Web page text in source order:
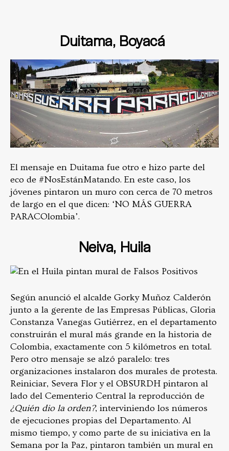
Duitama, Boyacá
El mensaje en Duitama fue otro e hizo parte del
eco de #NosEstánMatando. En este caso, los
jóvenes pintaron un muro con cerca de 70 metros
de largo en el que dicen: ‘NO MÁS GUERRA
PARACOlombia’.
Neiva, Huila
Según anunció el alcalde Gorky Muñoz Calderón
junto a la gerente de las Empresas Públicas, Gloria
Constanza Vanegas Gutiérrez, en el departamento
construirán el mural más grande en la historia de
Colombia, exactamente con 5 kilómetros en total.
Pero otro mensaje se alzó paralelo: tres
organizaciones instalaron dos murales de protesta.
Reiniciar, Severa Flor y el OBSURDH pintaron al
lado del Cementerio Central la reproducción de
¿Quién dio la orden?, interviniendo los números
de ejecuciones propias del Departamento. Al
mismo tiempo, y como parte de su iniciativa en la
Semana por la Paz, pintaron también un mural en